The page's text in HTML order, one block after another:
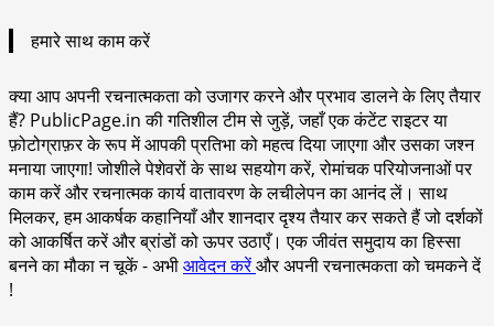
हमारे साथ काम करें
क्या आप अपनी रचनात्मकता को उजागर करने और प्रभाव डालने के लिए तैयार
हैं? PublicPage.in की गतिशील टीम से जुड़ें, जहाँ एक कंटेंट राइटर या
फ़ोटोग्राफ़र के रूप में आपकी प्रतिभा को महत्व दिया जाएगा और उसका जश्न
मनाया जाएगा! जोशीले पेशेवरों के साथ सहयोग करें, रोमांचक परियोजनाओं पर
काम करें और रचनात्मक कार्य वातावरण के लचीलेपन का आनंद लें। साथ
मिलकर, हम आकर्षक कहानियाँ और शानदार दृश्य तैयार कर सकते हैं जो दर्शकों
को आकर्षित करें और ब्रांडों को ऊपर उठाएँ। एक जीवंत समुदाय का हिस्सा
बनने का मौका न चूकें - अभीआवेदन करेंऔर अपनी रचनात्मकता को चमकने दें
!